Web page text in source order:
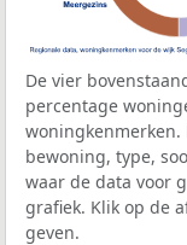
De vier
percentage
woningkenmerken.
bewoning, type,
waar de data voor
grafiek. Klik op de
geven.